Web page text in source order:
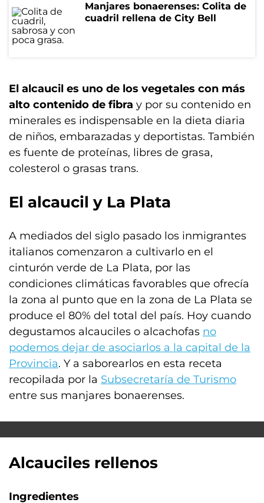
Manjares bonaerenses: Colita de
cuadril rellena de City Bell
El alcaucil es uno de los vegetales con más
alto contenido de fibra y por su contenido en
minerales es indispensable en la dieta diaria
de niños, embarazadas y deportistas. También
es fuente de proteínas, libres de grasa,
colesterol o grasas trans.
El alcaucil y La Plata
A mediados del siglo pasado los inmigrantes
italianos comenzaron a cultivarlo en el
cinturón verde de La Plata, por las
condiciones climáticas favorables que ofrecía
la zona al punto que en la zona de La Plata se
produce el 80% del total del país. Hoy cuando
degustamos alcauciles o alcachofas no
podemos dejar de asociarlos a la capital de la
Provincia. Y a saborearlos en esta receta
recopilada por la Subsecretaría de Turismo
entre sus manjares bonaerenses.
Alcauciles rellenos
Ingredientes